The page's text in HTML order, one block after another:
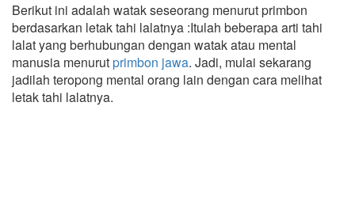
Berikut ini adalah watak seseorang menurut primbon
berdasarkan letak tahi lalatnya :Itulah beberapa arti tahi
lalat yang berhubungan dengan watak atau mental
manusia menurutprimbon jawa. Jadi, mulai sekarang
jadilah teropong mental orang lain dengan cara melihat
letak tahi lalatnya.